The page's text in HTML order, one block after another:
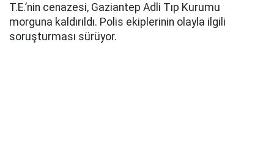
T.E.’nin cenazesi, Gaziantep Adli Tıp Kurumu
morguna kaldırıldı. Polis ekiplerinin olayla ilgili
soruşturması sürüyor.